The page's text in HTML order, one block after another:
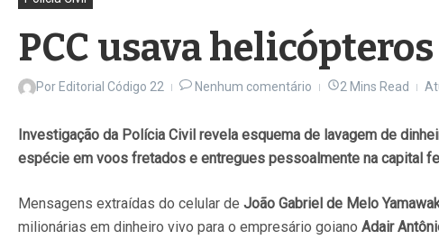
PCC usava
Por Editorial Código 22 Nenhum comentário 2 Mins Read
Investigação da Polícia Civil revela esquema de lavagem de
espécie em voos fretados e entregues pessoalmente na capital
Mensagens extraídas do celular de João Gabriel de Melo
milionárias em dinheiro vivo para o empresário goiano Adair